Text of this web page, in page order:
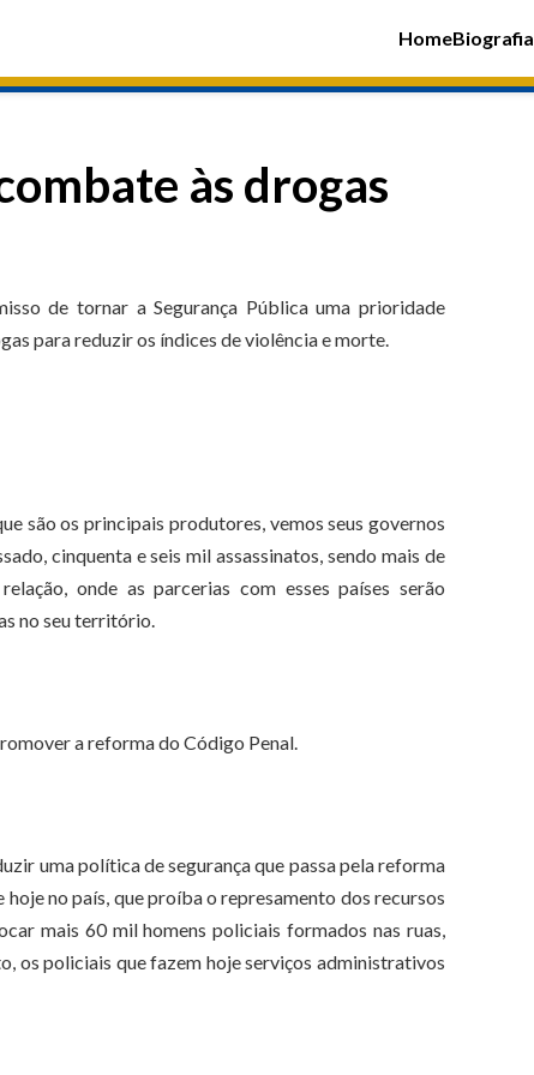
HomeBiografia
às drogas
de tornar a Segurança Pública uma prioridade
para reduzir os índices de violência e morte.
são os principais produtores, vemos seus governos
cinquenta e seis mil assassinatos, sendo mais de
onde as parcerias com esses países serão
no seu território.
a reforma do Código Penal.
uma política de segurança que passa pela reforma
no país, que proíba o represamento dos recursos
mais 60 mil homens policiais formados nas ruas,
os policiais que fazem hoje serviços administrativos